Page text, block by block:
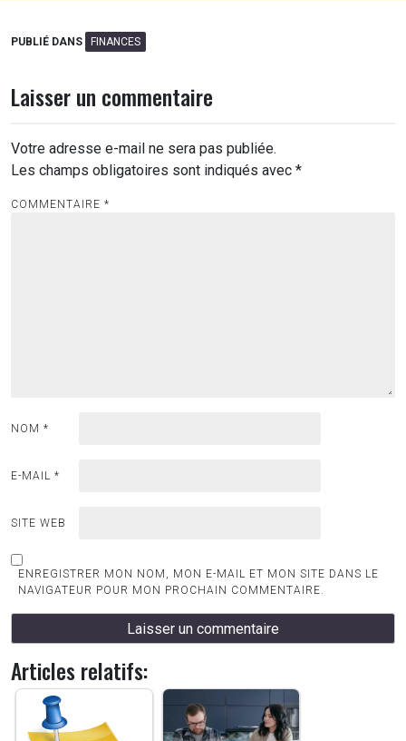
PUBLIÉ DANS FINANCES
Laisser un commentaire
Votre adresse e-mail ne sera pas publiée.
Les champs obligatoires sont indiqués avec *
COMMENTAIRE *
NOM *
E-MAIL *
SITE WEB
ENREGISTRER MON NOM, MON E-MAIL ET MON SITE DANS LE
NAVIGATEUR POUR MON PROCHAIN COMMENTAIRE.
Articles relatifs: